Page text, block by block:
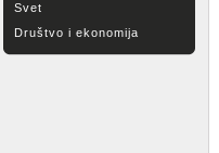
Svet
Društvo i ekonomija